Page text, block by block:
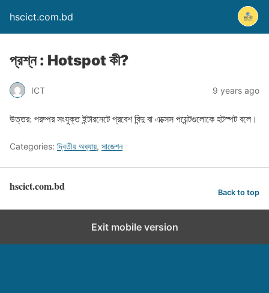
hscict.com.bd
প্রশ্ন : Hotspot কী?
ICT 9 years ago
উত্তর: পরম্পর সংযুক্ত ইন্টারনেটে প্রবেশ বিন্দু বা এক্সেস পয়েন্টগুলোকে হটস্পট বলে।
Categories: দ্বিতীয় অধ্যায়, সাজেশন
hscict.com.bd Back to top
Exit mobile version